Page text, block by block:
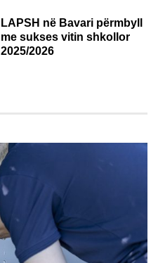
LAPSH në Bavari përmbyll
me sukses vitin shkollor
2025/2026